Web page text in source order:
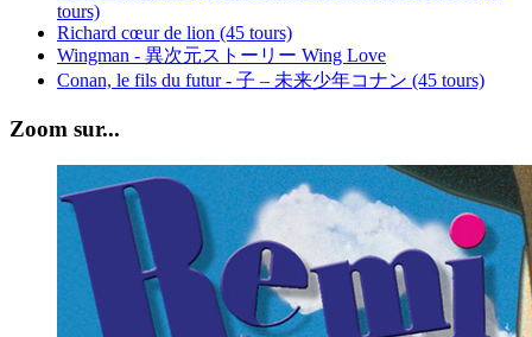
tours)
Richard cœur de lion (45 tours)
Wingman - 異次元ストーリー Wing Love
Conan, le fils du futur - 子 – 未来少年コナン (45 tours)
Zoom sur...